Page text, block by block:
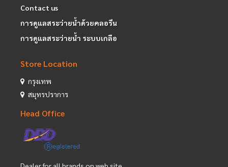
Contact us
การดูแลสระว่ายน้ำด้วยคลอรีน
การดูแลสระว่ายน้ำ ระบบเกลือ
Store Location
กรุงเทพ
สมุทรปราการ
Head Office